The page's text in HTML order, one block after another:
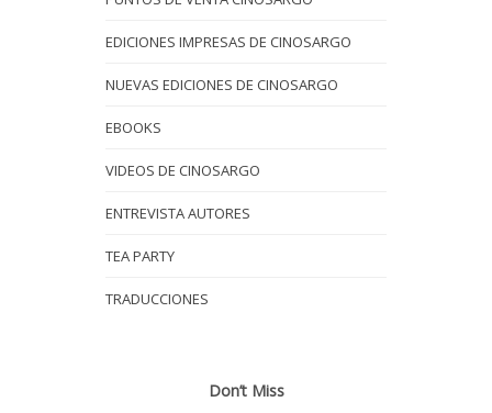
EDICIONES IMPRESAS DE CINOSARGO
NUEVAS EDICIONES DE CINOSARGO
EBOOKS
VIDEOS DE CINOSARGO
ENTREVISTA AUTORES
TEA PARTY
TRADUCCIONES
Don’t Miss